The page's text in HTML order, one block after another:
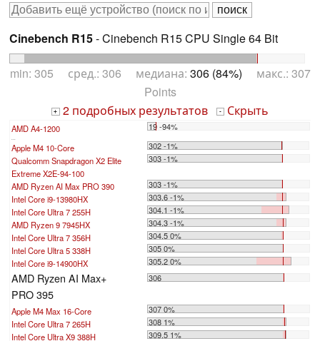
Cinebench R15- Cinebench R15 CPU Single 64 Bit
min: 305 сред.: 306 медиана: 306 (84%) макс.: 307
Points
+ 2 подробных результатов - Скрыть
AMD A4-1200 19 -94%
...
Apple M4 10-Core
302 -1%
Qualcomm Snapdragon X2 Elite
Extreme X2E-94-100
303 -1%
AMD Ryzen AI Max PRO 390
303 -1%
Intel Core i9-13980HX
303.6 -1%
Intel Core Ultra 7 255H
304.1 -1%
AMD Ryzen 9 7945HX
304.3 -1%
Intel Core Ultra 7 356H
304.5 0%
Intel Core Ultra 5 338H
305 0%
Intel Core i9-14900HX
305.2 0%
AMD Ryzen AI Max+
PRO 395
306
Apple M4 Max 16-Core
307 0%
Intel Core Ultra 7 265H
308 1%
Intel Core Ultra X9 388H
309.5 1%